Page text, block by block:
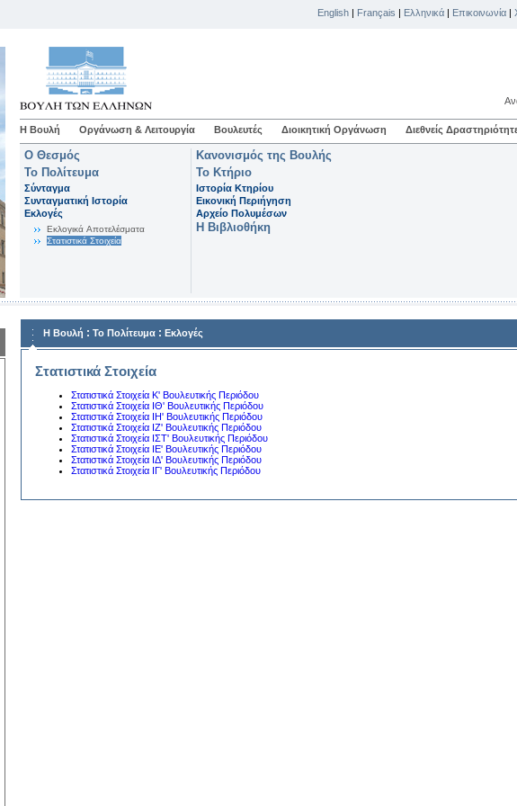
English | Français | Ελληνικά | Επικοινωνία |
Η Βουλή Οργάνωση & Λειτουργία Βουλευτές Διοικητική Οργάνωση Διεθνείς
Ο Θεσμός
Το Πολίτευμα
Σύνταγμα
Συνταγματική Ιστορία
Εκλογές
Eκλογικά Aποτελέσματα
Στατιστικά Στοιχεία
Κανονισμός της Βουλής
Το Κτήριο
Ιστορία Κτηρίου
Εικονική Περιήγηση
Αρχείο Πολυμέσων
Η Βιβλιοθήκη
Η Βουλή : Το Πολίτευμα : Εκλογές
Στατιστικά Στοιχεία
Στατιστικά Στοιχεία Κ' Βουλευτικής Περιόδου
Στατιστικά Στοιχεία ΙΘ' Βουλευτικής Περιόδου
Στατιστικά Στοιχεία ΙΗ' Βουλευτικής Περιόδου
Στατιστικά Στοιχεία ΙΖ' Βουλευτικής Περιόδου
Στατιστικά Στοιχεία ΙΣΤ' Βουλευτικής Περιόδου
Στατιστικά Στοιχεία ΙΕ' Βουλευτικής Περιόδου
Στατιστικά Στοιχεία ΙΔ' Βουλευτικής Περιόδου
Στατιστικά Στοιχεία ΙΓ' Βουλευτικής Περιόδου